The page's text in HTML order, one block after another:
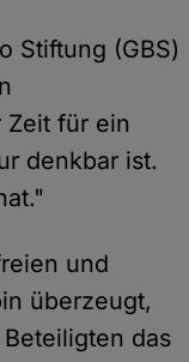
Stiftung (GBS)
Zeit für ein
denkbar ist.
und
überzeugt,
das